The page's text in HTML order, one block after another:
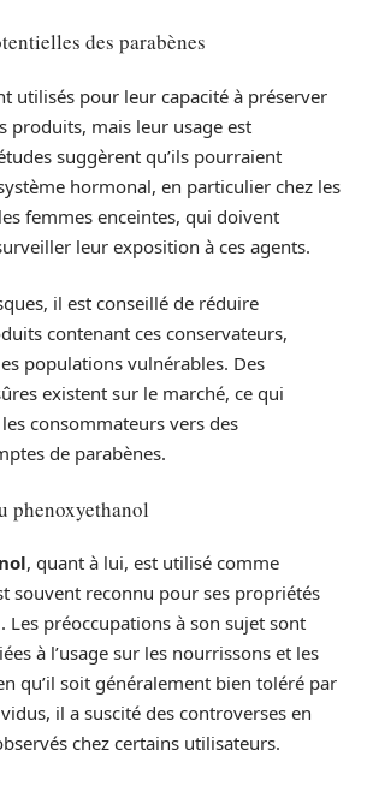
des parabènes
utilisés pour leur capacité à préserver
produits, mais leur usage est
suggèrent qu’ils pourraient
hormonal, en particulier chez les
femmes enceintes, qui doivent
leur exposition à ces agents.
il est conseillé de réduire
contenant ces conservateurs,
populations vulnérables. Des
existent sur le marché, ce qui
consommateurs vers des
de parabènes.
phenoxyethanol
, quant à lui, est utilisé comme
souvent reconnu pour ses propriétés
Les préoccupations à son sujet sont
à l’usage sur les nourrissons et les
qu’il soit généralement bien toléré par
il a suscité des controverses en
chez certains utilisateurs.